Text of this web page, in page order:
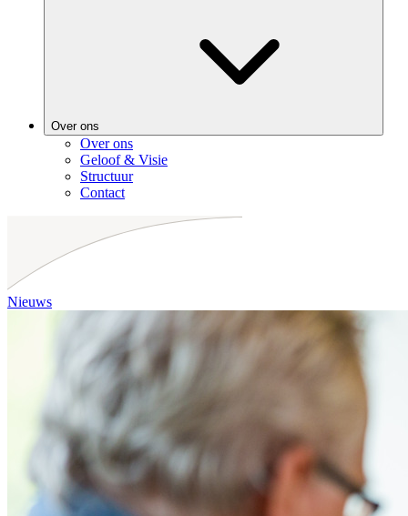
Over ons
Over ons
Geloof & Visie
Structuur
Contact
Nieuws